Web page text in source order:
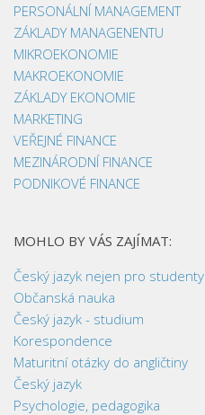
PERSONÁLNÍ MANAGEMENT
ZÁKLADY MANAGENENTU
MIKROEKONOMIE
MAKROEKONOMIE
ZÁKLADY EKONOMIE
MARKETING
VEŘEJNÉ FINANCE
MEZINÁRODNÍ FINANCE
PODNIKOVÉ FINANCE
MOHLO BY VÁS ZAJÍMAT:
Český jazyk nejen pro studenty
Občanská nauka
Český jazyk - studium
Korespondence
Maturitní otázky do angličtiny
Český jazyk
Psychologie, pedagogika